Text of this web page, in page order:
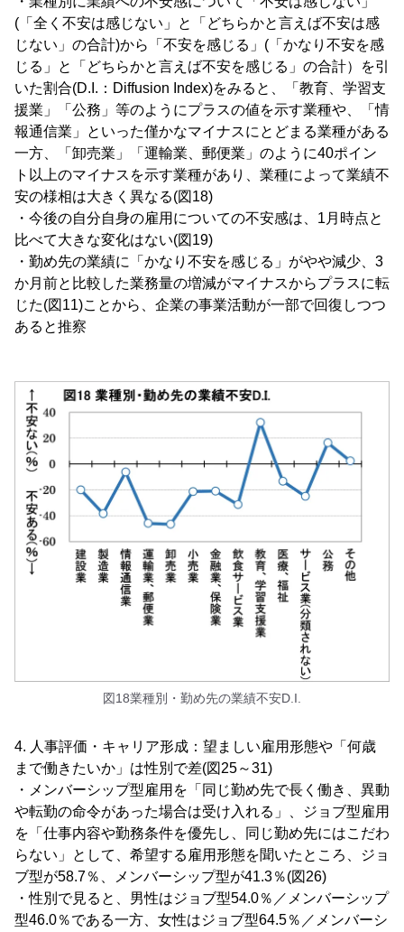
(「全く不安は感じない」と「どちらかと言えば不安は感
じない」の合計)から「不安を感じる」(「かなり不安を感
じる」と「どちらかと言えば不安を感じる」の合計）を引
いた割合(D.I.：Diffusion Index)をみると、「教育、学習支
援業」「公務」等のようにプラスの値を示す業種や、「情
報通信業」といった僅かなマイナスにとどまる業種がある
一方、「卸売業」「運輸業、郵便業」のように40ポイン
ト以上のマイナスを示す業種があり、業種によって業績不
安の様相は大きく異なる(図18)
・今後の自分自身の雇用についての不安感は、1月時点と
比べて大きな変化はない(図19)
・勤め先の業績に「かなり不安を感じる」がやや減少、3
か月前と比較した業務量の増減がマイナスからプラスに転
じた(図11)ことから、企業の事業活動が一部で回復しつつ
あると推察
図18業種別・勤め先の業績不安D.I.
4. 人事評価・キャリア形成：望ましい雇用形態や「何歳
まで働きたいか」は性別で差(図25～31)
・メンバーシップ型雇用を「同じ勤め先で長く働き、異動
や転勤の命令があった場合は受け入れる」、ジョブ型雇用
を「仕事内容や勤務条件を優先し、同じ勤め先にはこだわ
らない」として、希望する雇用形態を聞いたところ、ジョ
ブ型が58.7％、メンバーシップ型が41.3％(図26)
・性別で見ると、男性はジョブ型54.0％／メンバーシップ
型46.0％である一方、女性はジョブ型64.5％／メンバーシ